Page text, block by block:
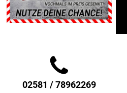
02581 / 78962269